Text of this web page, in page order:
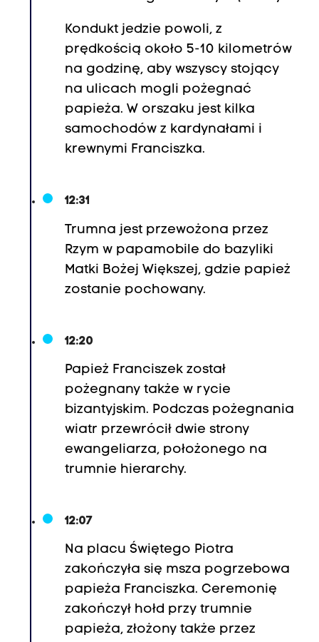
Kondukt jedzie powoli, z
prędkością około 5-10 kilometrów
na godzinę, aby wszyscy stojący
na ulicach mogli pożegnać
papieża. W orszaku jest kilka
samochodów z kardynałami i
krewnymi Franciszka.
12:31
Trumna jest przewożona przez
Rzym w papamobile do bazyliki
Matki Bożej Większej, gdzie papież
zostanie pochowany.
12:20
Papież Franciszek został
pożegnany także w rycie
bizantyjskim. Podczas pożegnania
wiatr przewrócił dwie strony
ewangeliarza, położonego na
trumnie hierarchy.
12:07
Na placu Świętego Piotra
zakończyła się msza pogrzebowa
papieża Franciszka. Ceremonię
zakończył hołd przy trumnie
papieża, złożony także przez